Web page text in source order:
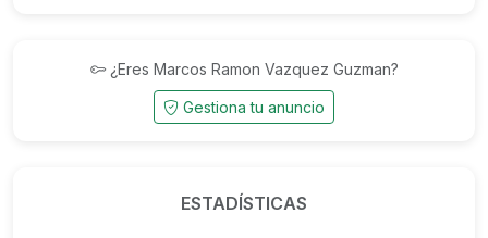
¿Eres Marcos Ramon Vazquez Guzman?
Gestiona tu anuncio
ESTADÍSTICAS